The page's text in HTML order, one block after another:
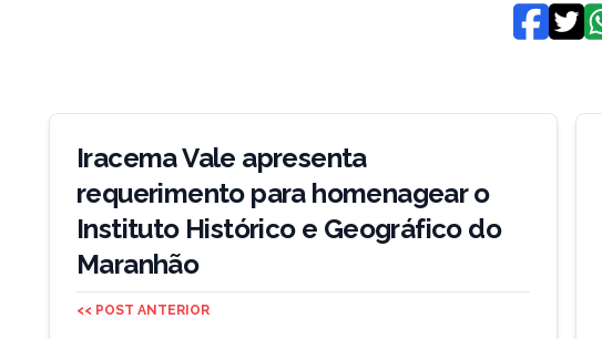
Navegação
Iracema Vale apresenta
requerimento para homenagear o
Instituto Histórico e Geográfico do
Maranhão
<< POST ANTERIOR